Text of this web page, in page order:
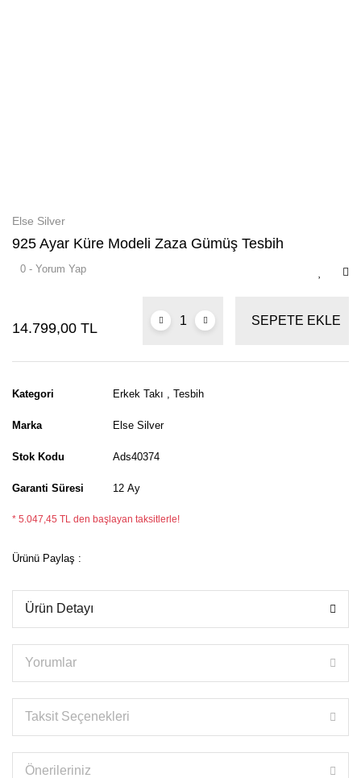
Else Silver
925 Ayar Küre Modeli Zaza Gümüş Tesbih
0 - Yorum Yap
14.799,00 TL SEPETE EKLE
Kategori Erkek Takı ,Tesbih
Marka Else Silver
Stok Kodu Ads40374
Garanti Süresi 12 Ay
* 5.047,45 TL den başlayan taksitlerle!
Ürünü Paylaş :
Ürün Detayı
Yorumlar
Taksit Seçenekleri
Önerileriniz